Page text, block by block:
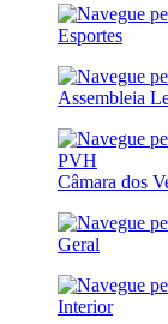
Esportes
Assembleia
Câmara dos
Geral
Interior